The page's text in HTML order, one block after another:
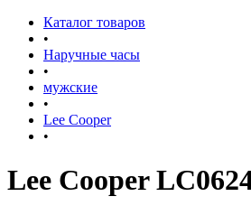
Каталог товаров
•
Наручные часы
•
мужские
•
Lee Cooper
•
Lee Cooper